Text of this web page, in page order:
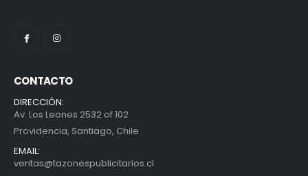
CONTACTO
DIRECCIÓN:
Av. Los Leones 2532 of 102
Providencia, Santiago, Chile
EMAIL:
ventas@tazonespublicitarios.cl